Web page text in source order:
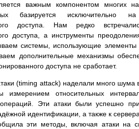
важным компонентом многих
базируется
доступа. Нам редко
доступа, а инструменты
системы, использующие
дополнительные механизмы
доступа не сработает.
(timing attack) наделали много шума
измерением относительных
операций. Эти атаки были успешно
идентификации, а также к
эти методы, включая атаки на